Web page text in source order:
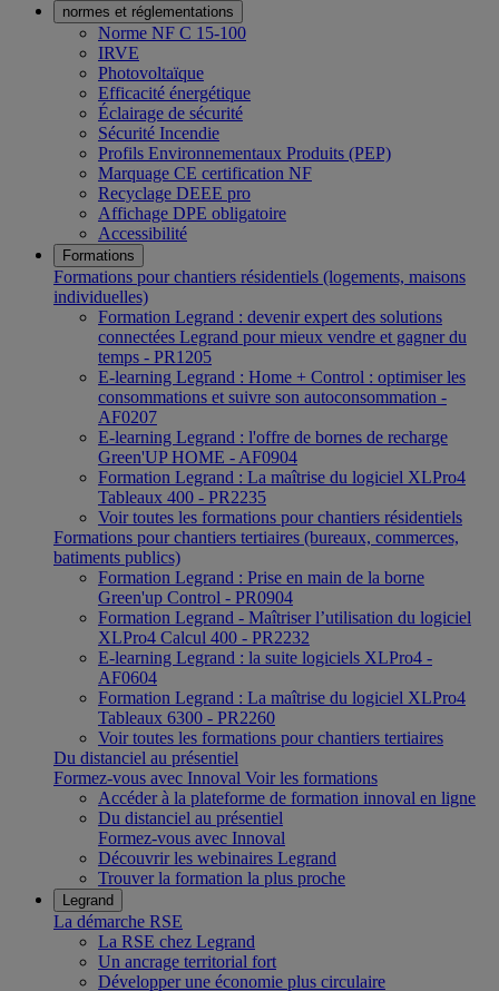
normes et réglementations
Norme NF C 15-100
IRVE
Photovoltaïque
Efficacité énergétique
Éclairage de sécurité
Sécurité Incendie
Profils Environnementaux Produits (PEP)
Marquage CE certification NF
Recyclage DEEE pro
Affichage DPE obligatoire
Accessibilité
Formations
Formations pour chantiers résidentiels (logements, maisons
individuelles)
Formation Legrand : devenir expert des solutions
connectées Legrand pour mieux vendre et gagner du
temps - PR1205
E-learning Legrand : Home + Control : optimiser les
consommations et suivre son autoconsommation -
AF0207
E-learning Legrand : l'offre de bornes de recharge
Green'UP HOME - AF0904
Formation Legrand : La maîtrise du logiciel XLPro4
Tableaux 400 - PR2235
Voir toutes les formations pour chantiers résidentiels
Formations pour chantiers tertiaires (bureaux, commerces,
batiments publics)
Formation Legrand : Prise en main de la borne
Green'up Control - PR0904
Formation Legrand - Maîtriser l’utilisation du logiciel
XLPro4 Calcul 400 - PR2232
E-learning Legrand : la suite logiciels XLPro4 -
AF0604
Formation Legrand : La maîtrise du logiciel XLPro4
Tableaux 6300 - PR2260
Voir toutes les formations pour chantiers tertiaires
Du distanciel au présentiel
Formez-vous avec Innoval Voir les formations
Accéder à la plateforme de formation innoval en ligne
Du distanciel au présentiel
Formez-vous avec Innoval
Découvrir les webinaires Legrand
Trouver la formation la plus proche
Legrand
La démarche RSE
La RSE chez Legrand
Un ancrage territorial fort
Développer une économie plus circulaire